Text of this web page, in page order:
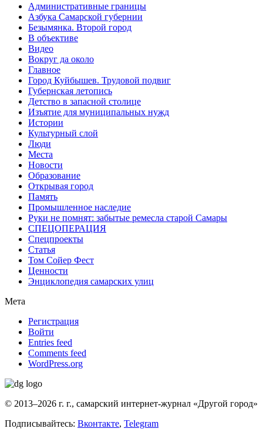
Административные границы
Азбука Самарской губернии
Безымянка. Второй город
В объективе
Видео
Вокруг да около
Главное
Город Куйбышев. Трудовой подвиг
Губернская летопись
Детство в запасной столице
Изъятие для муниципальных нужд
Истории
Культурный слой
Люди
Места
Новости
Образование
Открывая город
Память
Промышленное наследие
Руки не помнят: забытые ремесла старой Самары
СПЕЦОПЕРАЦИЯ
Спецпроекты
Статья
Том Сойер Фест
Ценности
Энциклопедия самарских улиц
Мета
Регистрация
Войти
Entries feed
Comments feed
WordPress.org
© 2013–2026 г. г., самарский интернет-журнал «Другой город»
Подписывайтесь: Вконтакте, Telegram